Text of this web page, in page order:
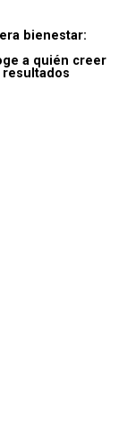
bienestar:
a quién creer
resultados